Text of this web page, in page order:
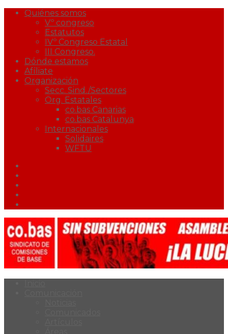
Quiénes somos
Vº congreso
Estatutos
IVº Congreso Estatal
III Congreso.
Dónde estamos
Afíliate
Organización
Secc. Sind./Sectores
Org. Estatales
co.bas Canarias
co.bas Catalunya
Internacionales
Solidaires
WFTU